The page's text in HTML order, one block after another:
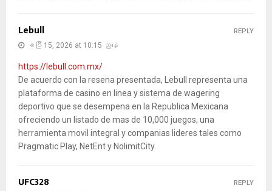
Lebull
ဧပြီ 15, 2026 at 10:15 ညနေ
https://lebull.com.mx/
De acuerdo con la resena presentada, Lebull representa una
plataforma de casino en linea y sistema de wagering
deportivo que se desempena en la Republica Mexicana
ofreciendo un listado de mas de 10,000 juegos, una
herramienta movil integral y companias lideres tales como
Pragmatic Play, NetEnt y NolimitCity.
REPLY
UFC328 REPLY